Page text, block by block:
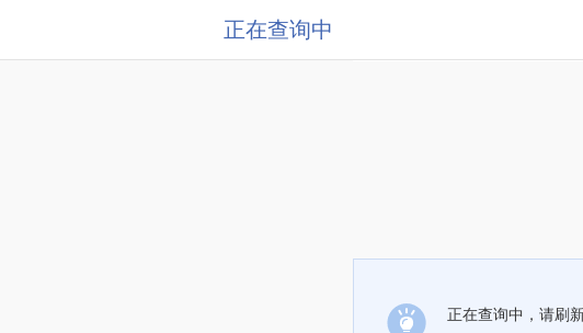
正在查询中
正在查询中，请刷